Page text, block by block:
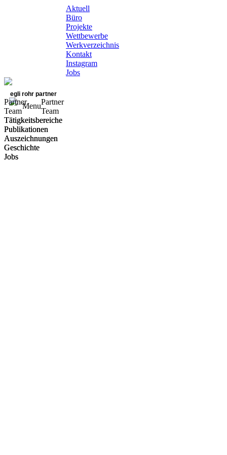
Aktuell
Büro
Projekte
Wettbewerbe
Werkverzeichnis
Kontakt
Instagram
Jobs
egli rohr partner
Menu
Partner
Team
Tätigkeitsbereiche
Publikationen
Auszeichnungen
Geschichte
Jobs
Partner
Team
Tätigkeitsbereiche
Publikationen
Auszeichnungen
Geschichte
Jobs